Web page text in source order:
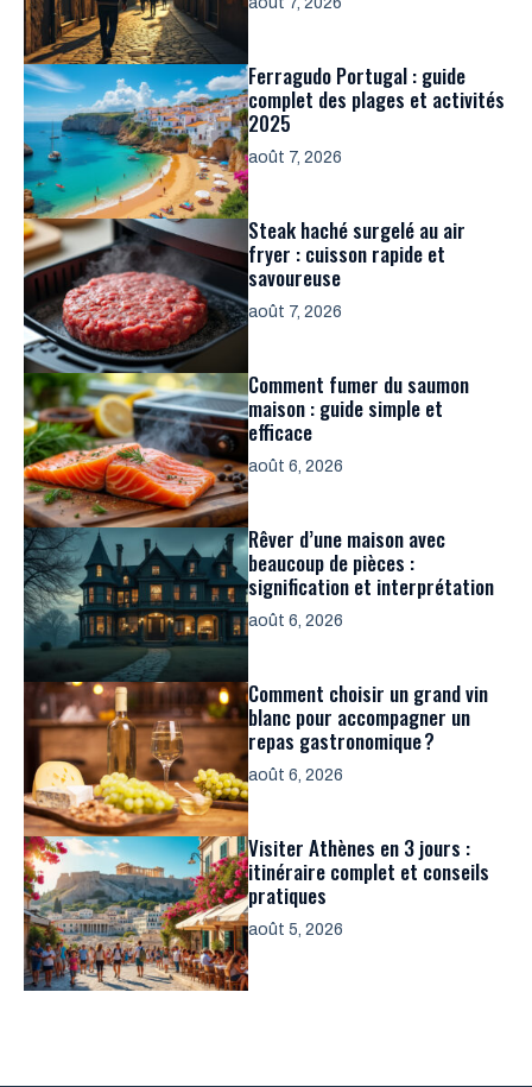
Ferragudo Portugal : guide
complet des plages et activités
2025
août 7, 2026
Steak haché surgelé au air
fryer : cuisson rapide et
savoureuse
août 7, 2026
Comment fumer du saumon
maison : guide simple et
efficace
août 6, 2026
Rêver d’une maison avec
beaucoup de pièces :
signification et interprétation
août 6, 2026
Comment choisir un grand vin
blanc pour accompagner un
repas gastronomique ?
août 6, 2026
Visiter Athènes en 3 jours :
itinéraire complet et conseils
pratiques
août 5, 2026